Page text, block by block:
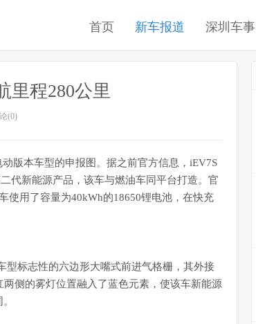
首页 新车报道 深圳车事
里程280公里
(0)
版本车型的申报图。据之前官方信息，iEV7S
代新能源产品，该车与燃油车同平台打造。官
使用了容量为40kWh的18650锂电池，在快充
型标志性的六边形大嘴式前进气格栅，其外接
侧的雾灯位置融入了蓝色元素，使该车新能源